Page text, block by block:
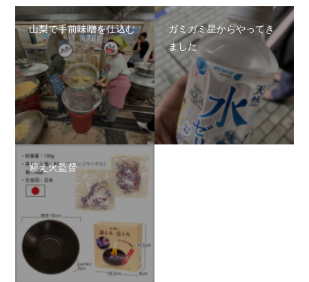
山梨で手前味噌を仕込む
ガミガミ星からやってき
ました
迎え火監督